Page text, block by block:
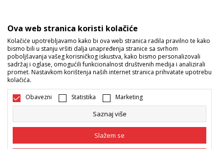
Bosna i Hercegovina Promijenite
Nastojimo da budemo što precizniji u opisu proizvoda, prikazu slika i
i bez grešaka. Svi artikli prikazani na sajtu su dio naše ponude i ne
Ova web stranica koristi kolačiće
Kolačiće upotrebljavamo kako bi ova web stranica radila pravilno te kako
bismo bili u stanju vršiti dalja unapređenja stranice sa svrhom
poboljšavanja vašeg korisničkog iskustva, kako bismo personalizovali
sadržaj i oglase, omogućili funkcionalnost društvenih medija i analizirali
promet. Nastavkom korištenja naših internet stranica prihvatate upotrebu
kolačića.
Obavezni Statistika Marketing
Saznaj više
Slažem se